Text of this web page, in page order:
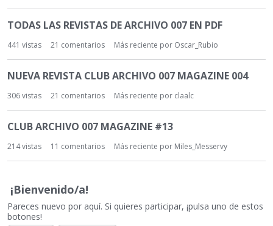
TODAS LAS REVISTAS DE ARCHIVO 007 EN PDF
441 vistas 21 comentarios Más reciente por Oscar_Rubio
NUEVA REVISTA CLUB ARCHIVO 007 MAGAZINE 004
306vistas 21 comentarios Más reciente por claalc
CLUB ARCHIVO 007 MAGAZINE #13
214vistas 11 comentarios Más reciente por Miles_Messervy
¡Bienvenido/a!
Pareces nuevo por aquí. Si quieres participar, ¡pulsa uno de estos
botones!